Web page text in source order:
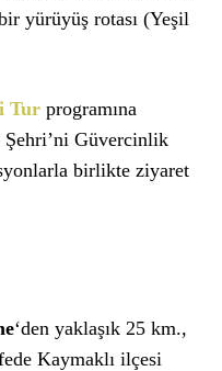
yürüyüş rotası (Yeşil
Tur programına
Şehri’ni Güvercinlik
birlikte ziyaret
‘den yaklaşık 25 km.,
Kaymaklı ilçesi